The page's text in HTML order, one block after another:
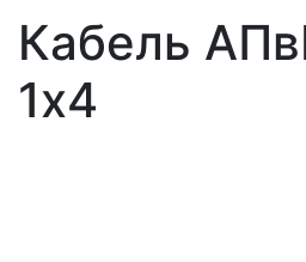
Кабель
1x4